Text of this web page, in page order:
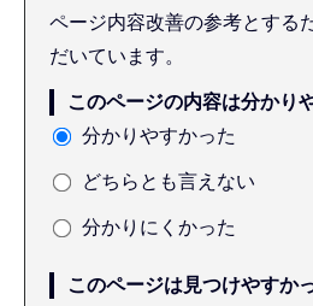
ページ内容改善の参考とする
だいています。
このページの内容は分かり
分かりやすかった
どちらとも言えない
分かりにくかった
このページは見つけやすか